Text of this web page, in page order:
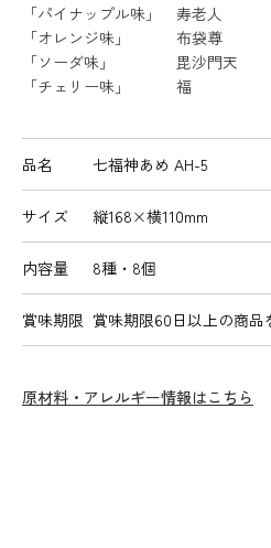
「パイナップル味」 寿老人
「オレンジ味」 布袋尊
「ソーダ味」 毘沙門天
「チェリー味」 福
品名 七福神あめ AH-5
サイズ 縦168×横110mm
内容量 8種・8個
賞味期限 賞味期限60日以上の商品
原材料・アレルギー情報はこちら